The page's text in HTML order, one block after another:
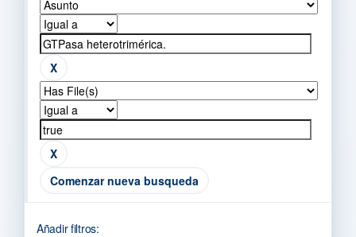
Comenzar nueva busqueda
Añadir filtros: